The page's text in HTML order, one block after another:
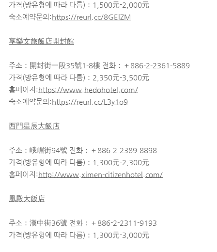
가격(방유형에 따라 다름)：1,500元-2,000元
숙소예약문의:https://reurl.cc/8GElZM
享樂文旅飯店開封館
주소：開封街一段35號1-8樓 전화：＋886-2-2361-5889
가격(방유형에 따라 다름)：2,350元-3,500元
홈페이지:https://www.hedohotel.com/
숙소예약문의:https://reurl.cc/L3y1o9
西門星辰大飯店
주소：峨嵋街94號 전화：＋886-2-2389-8898
가격(방유형에 따라 다름)：1,300元-2,300元
홈페이지:http://www.ximen-citizenhotel.com/
凰殿大飯店
주소：漢中街36號 전화：＋886-2-2311-9193
가격(방유형에 따라 다름)：1,300元-3,000元